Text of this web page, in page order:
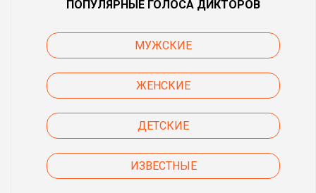
ПОПУЛЯРНЫЕ ГОЛОСА ДИКТОРОВ
МУЖСКИЕ
ЖЕНСКИЕ
ДЕТСКИЕ
ИЗВЕСТНЫЕ